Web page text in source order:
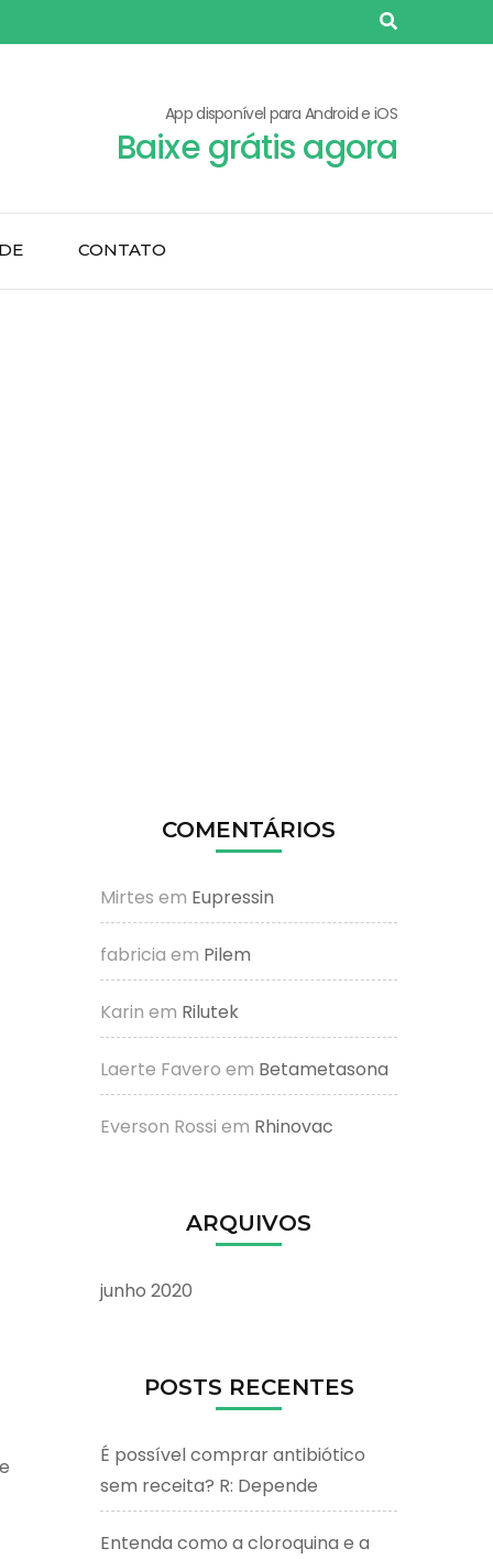
App disponível para Android e iOS
Baixe grátis agora
CONTATO
COMENTÁRIOS
Mirtes em Eupressin
fabricia em Pilem
Karin em Rilutek
Laerte Favero em Betametasona
Everson Rossi em Rhinovac
ARQUIVOS
junho 2020
POSTS RECENTES
É possível comprar antibiótico
sem receita? R: Depende
Entenda como a cloroquina e a